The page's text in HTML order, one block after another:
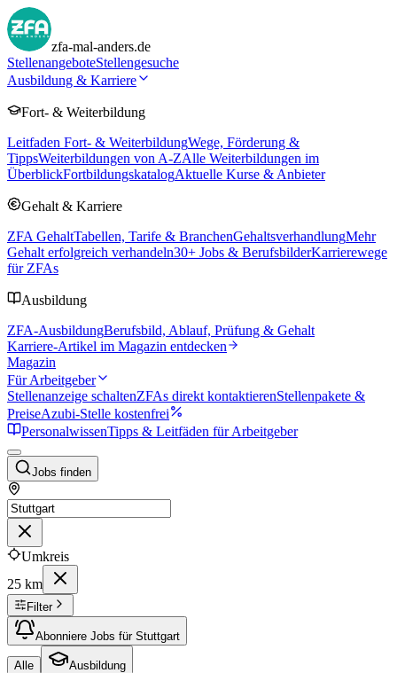
zfa-mal-anders.de
StellenangeboteStellengesuche
Ausbildung & Karriere
Fort- & Weiterbildung
Leitfaden Fort- & WeiterbildungWege, Förderung &
TippsWeiterbildungen von A-ZAlle Weiterbildungen im
ÜberblickFortbildungskatalogAktuelle Kurse & Anbieter
Gehalt & Karriere
ZFA GehaltTabellen, Tarife & BranchenGehaltsverhandlungMehr
Gehalt erfolgreich verhandeln30+ Jobs & BerufsbilderKarrierewege
für ZFAs
Ausbildung
ZFA-AusbildungBerufsbild, Ablauf, Prüfung & Gehalt
Karriere-Artikel im Magazin entdecken
Magazin
Für Arbeitgeber
Stellenanzeige schaltenZFAs direkt kontaktierenStellenpakete &
PreiseAzubi-Stelle kostenfrei
PersonalwissenTipps & Leitfäden für Arbeitgeber
Jobs finden
Umkreis
25 km
Filter
Abonniere Jobs für Stuttgart
Alle Ausbildung